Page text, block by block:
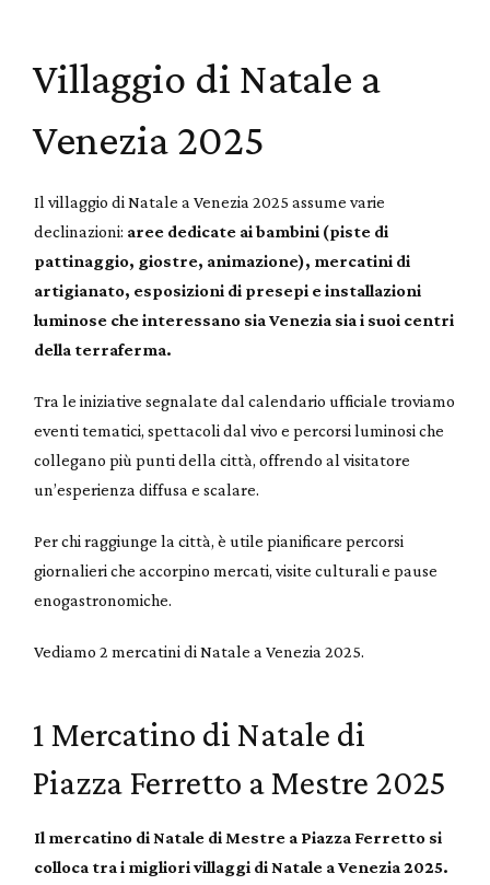
Villaggio di Natale a
Venezia 2025
Il villaggio di Natale a Venezia 2025 assume varie
declinazioni: aree dedicate ai bambini (piste di
pattinaggio, giostre, animazione), mercatini di
artigianato, esposizioni di presepi e installazioni
luminose che interessano sia Venezia sia i suoi centri
della terraferma.
Tra le iniziative segnalate dal calendario ufficiale troviamo
eventi tematici, spettacoli dal vivo e percorsi luminosi che
collegano più punti della città, offrendo al visitatore
un’esperienza diffusa e scalare.
Per chi raggiunge la città, è utile pianificare percorsi
giornalieri che accorpino mercati, visite culturali e pause
enogastronomiche.
Vediamo 2 mercatini di Natale a Venezia 2025.
1 Mercatino di Natale di
Piazza Ferretto a Mestre 2025
Il mercatino di Natale di Mestre a Piazza Ferretto si
colloca tra i migliori villaggi di Natale a Venezia 2025.